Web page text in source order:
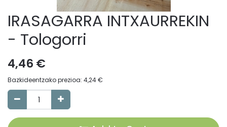
IRASAGARRA INTXAURREKIN
- Tologorri
4,46 €
Bazkideentzako prezioa: 4,24€